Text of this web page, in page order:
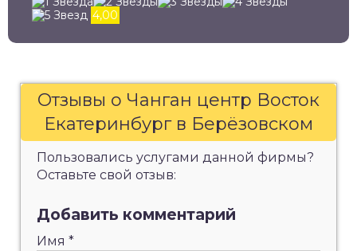
4,00
Отзывы о Чанган центр Восток
Екатеринбург в Берёзовском
Пользовались услугами данной фирмы?
Оставьте свой отзыв:
Добавить комментарий
Имя *